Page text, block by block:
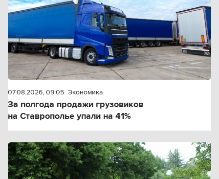
07.08.2026, 09:05 Экономика
За полгода продажи грузовиков
на Ставрополье упали на 41%